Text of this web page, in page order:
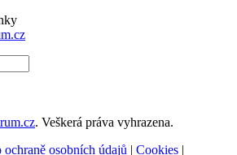
. Veškerá práva vyhrazena.
ochraně osobních údajů | Cookies |